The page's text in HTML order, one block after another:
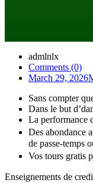
admlnlx
Comments (0)
March 29, 2026
Sans compter
Dans le but
La performance
Des abondance
de passe-temps
Vos tours gratis
Enseignements de